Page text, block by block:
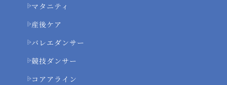
マタニティ
産後ケア
バレエダンサー
競技ダンサー
コアアライン